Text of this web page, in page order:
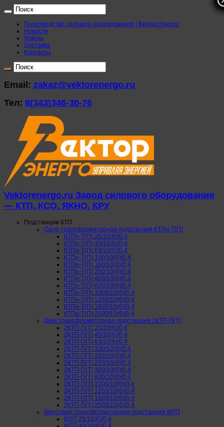
Производство силового оборудования | ВекторЭнерго
Новости
Файлы
Доставка
Контакты
Email: zakaz@vektorenergo.ru
Тел: 8(343)346-30-76
Vektorenergo.ru Завод силового оборудования
— КТП, КСО, ЯКНО, КРУ
Подстанции КТП
Одно трансформаторная подстанция КТПн-Т(П)
КТПн-Т(П) 25/10(6)/0,4
КТПн-Т(П) 40/10(6)/0,4
КТПн-Т(П) 63/10(6)/0,4
КТПн-Т(П) 100/10(6)/0,4
КТПн-Т(П) 160/10(6)/0,4
КТПн-Т(П) 250/10(6)/0,4
КТПн-Т(П) 400/10(6)/0,4
КТПн-Т(П) 630/10(6)/0,4
КТПн-Т(П) 1000/10(6)/0,4
КТПн-Т(П) 1250/10(6)/0,4
КТПн-Т(П) 1600/10(6)/0,4
КТПн-Т(П) 2500/10(6)/0,4
Двух трансформаторная подстанция 2КТП-П(Т)
2КТП-П(Т) 25/10(6)/0,4
2КТП-П(Т) 40/10(6)/0,4
2КТП-П(Т) 63/10(6)/0,4
2КТП-П(Т) 100/10(6)/0,4
2КТП-П(Т) 160/10(6)/0,4
2КТП-П(Т) 250/10(6)/0,4
2КТП-П(Т) 400/10(6)/0,4
2КТП-П(Т) 630/10(6)/0,4
2КТП-П(Т) 1000/10(6)/0,4
2КТП-П(Т) 1250/10(6)/0,4
2КТП-П(Т) 1600/10(6)/0,4
2КТП-П(Т) 2500/10(6)/0,4
Мачтовая трансформаторная подстанция МТП
МТП 25/10(6)/0,4